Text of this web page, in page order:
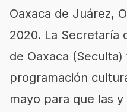
Oaxaca de Juárez,
2020. La Secretaría
de Oaxaca
programación
mayo para que las